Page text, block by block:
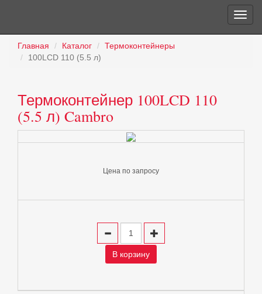
Главная Каталог
Термоконтейнеры
100LCD 110 (5.5 л)
Термоконтейнер 100LCD 110
(5.5 л) Cambro
Цена по запросу
В корзину